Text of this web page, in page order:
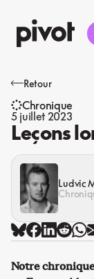
au
contenu
Retour
Chronique
5 juillet 2023
Leçons
Ludvic
Notre